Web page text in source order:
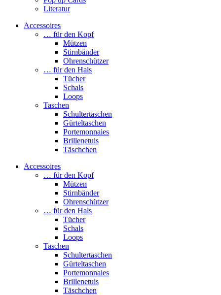
Literatur
Accessoires
… für den Kopf
Mützen
Stirnbänder
Ohrenschützer
… für den Hals
Tücher
Schals
Loops
Taschen
Schultertaschen
Gürteltaschen
Portemonnaies
Brillenetuis
Täschchen
Accessoires
… für den Kopf
Mützen
Stirnbänder
Ohrenschützer
… für den Hals
Tücher
Schals
Loops
Taschen
Schultertaschen
Gürteltaschen
Portemonnaies
Brillenetuis
Täschchen